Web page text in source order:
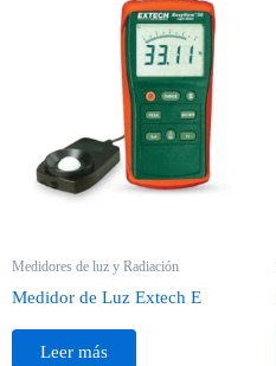
Medidores de luz y Radiación
Medidor de Luz Extech E
Leer más